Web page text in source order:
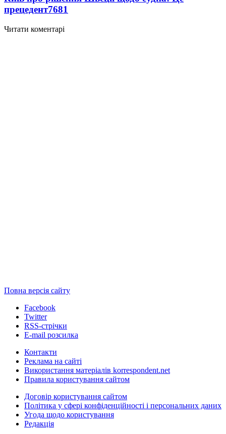
прецедент7681
Читати коментарі
Повна версія сайту
Facebook
Twitter
RSS-стрічки
E-mail розсилка
Контакти
Реклама на сайті
Використання матеріалів korrespondent.net
Правила користування сайтом
Договір користування сайтом
Політика у сфері конфіденційності і персональних даних
Угода щодо користування
Редакція